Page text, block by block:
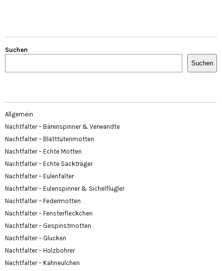
Suchen
Suchen
Allgemein
Nachtfalter – Bärenspinner & Verwandte
Nachtfalter – Blatttütenmotten
Nachtfalter – Echte Motten
Nachtfalter – Echte Sackträger
Nachtfalter – Eulenfalter
Nachtfalter – Eulenspinner & Sichelflügler
Nachtfalter – Federmotten
Nachtfalter – Fensterfleckchen
Nachtfalter – Gespinstmotten
Nachtfalter – Glucken
Nachtfalter – Holzbohrer
Nachtfalter – Kahneulchen